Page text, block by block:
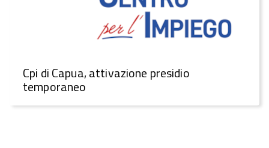
Cpi di Capua, attivazione presidio
temporaneo